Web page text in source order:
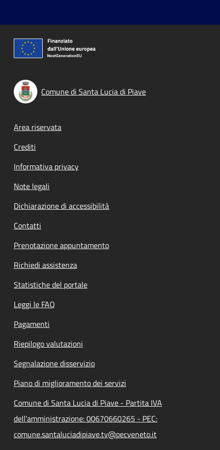
Comune di Santa Lucia di Piave
Footer menu
Area riservata
Crediti
Informativa privacy
Note legali
Dichiarazione di accessibilità
Contatti
Prenotazione appuntamento
Richiedi assistenza
Statistiche del portale
Leggi le FAQ
Pagamenti
Riepilogo valutazioni
Segnalazione disservizio
Piano di miglioramento dei servizi
Comune di Santa Lucia di Piave - Partita IVA
dell'amministrazione: 00670660265 - PEC:
comune.santaluciadipiave.tv@pecveneto.it